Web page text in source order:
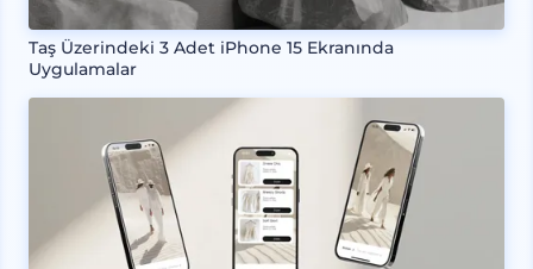
Taş Üzerindeki 3 Adet iPhone 15 Ekranında
Uygulamalar